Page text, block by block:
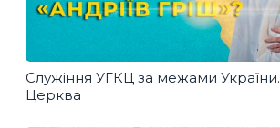
Служіння УГКЦ за межами України.
Церква